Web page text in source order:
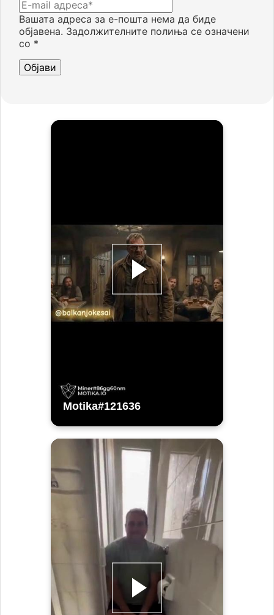
Вашата адреса за е-пошта нема да биде
објавена. Задолжителните полиња се означени
со *